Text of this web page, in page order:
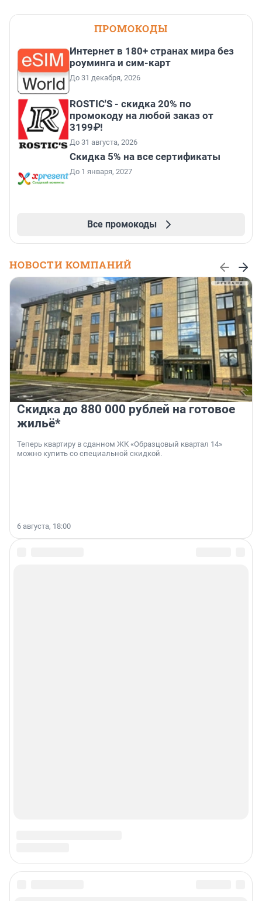
ПРОМОКОДЫ
Интернет в 180+ странах мира без
роуминга и сим-карт
До 31 декабря, 2026
ROSTIC'S - скидка 20% по
промокоду на любой заказ от
3199₽!
До 31 августа, 2026
Скидка 5% на все сертификаты
До 1 января, 2027
Все промокоды
НОВОСТИ КОМПАНИЙ
Скидка до 880 000 рублей на готовое
жильё*
Теперь квартиру в сданном ЖК «Образцовый квартал 14»
можно купить со специальной скидкой.
6 августа, 18:00